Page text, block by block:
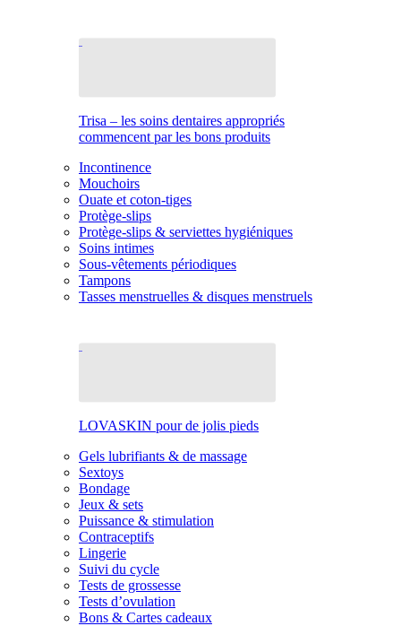
Trisa – les soins dentaires appropriés
commencent par les bons produits
Incontinence
Mouchoirs
Ouate et coton-tiges
Protège-slips
Protège-slips & serviettes hygiéniques
Soins intimes
Sous-vêtements périodiques
Tampons
Tasses menstruelles & disques menstruels
LOVASKIN pour de jolis pieds
Gels lubrifiants & de massage
Sextoys
Bondage
Jeux & sets
Puissance & stimulation
Contraceptifs
Lingerie
Suivi du cycle
Tests de grossesse
Tests d’ovulation
Bons & Cartes cadeaux